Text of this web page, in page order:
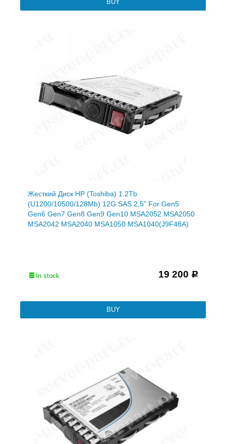
Жесткий Диск HP (Toshiba) 1.2Tb
(U1200/10500/128Mb) 12G SAS 2,5" For Gen5
Gen6 Gen7 Gen8 Gen9 Gen10 MSA2052 MSA2050
MSA2042 MSA2040 MSA1050 MSA1040(J9F48A)
In stock 19 200 Р